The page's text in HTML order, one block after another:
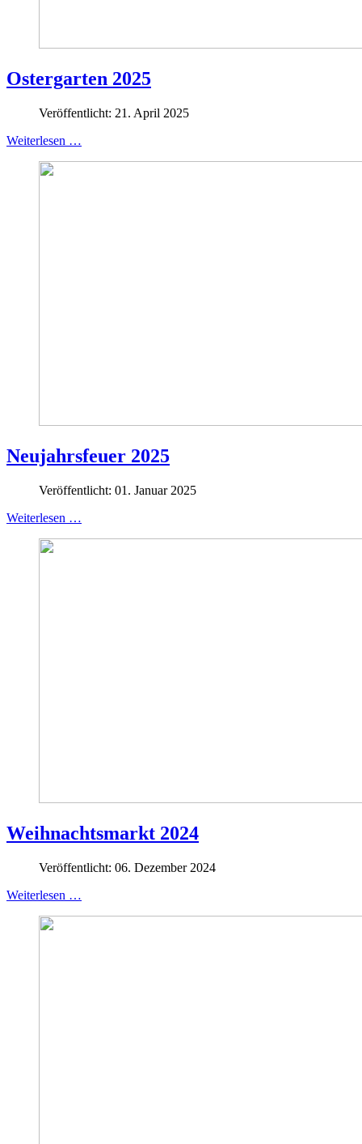
Ostergarten 2025
Veröffentlicht: 21. April 2025
Weiterlesen …
Neujahrsfeuer 2025
Veröffentlicht: 01. Januar 2025
Weiterlesen …
Weihnachtsmarkt 2024
Veröffentlicht: 06. Dezember 2024
Weiterlesen …